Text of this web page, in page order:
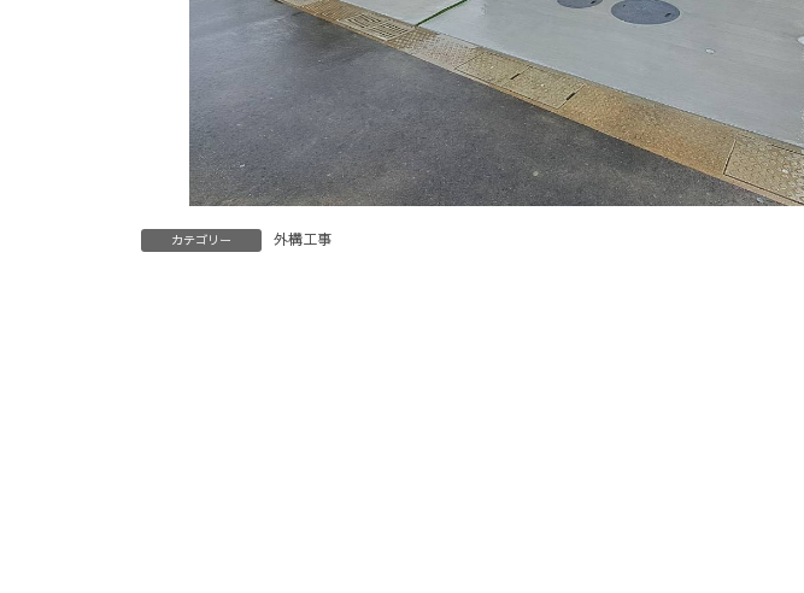
カテゴリー 外構工事